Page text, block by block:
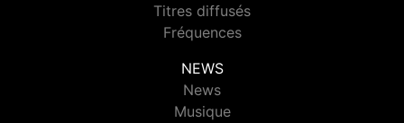
Titres diffusés
Fréquences
NEWS
News
Musique